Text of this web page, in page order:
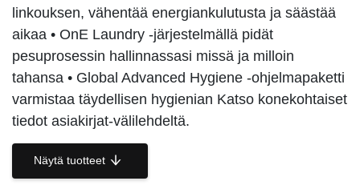
linkouksen, vähentää energiankulutusta ja säästää
aikaa • OnE Laundry -järjestelmällä pidät
pesuprosessin hallinnassasi missä ja milloin
tahansa • Global Advanced Hygiene -ohjelmapaketti
varmistaa täydellisen hygienian Katso konekohtaiset
tiedot asiakirjat-välilehdeltä.
Näytä tuotteet